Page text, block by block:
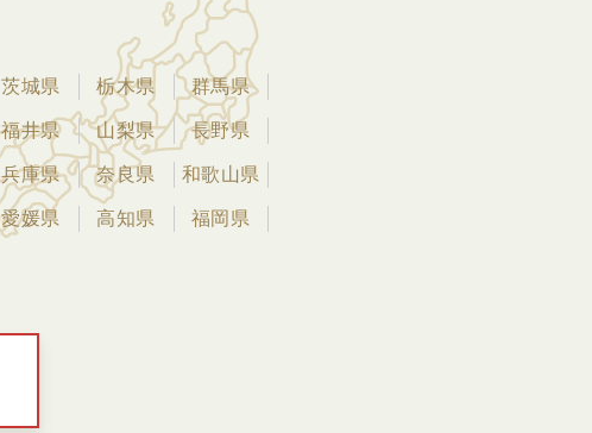
茨城県 栃木県 群馬県
福井県 山梨県 長野県
兵庫県 奈良県 和歌山県
愛媛県 高知県 福岡県